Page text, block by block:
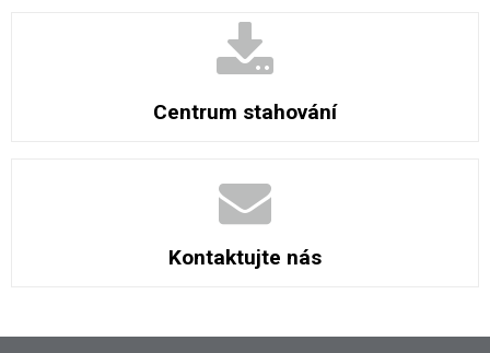
Centrum stahování
Kontaktujte nás